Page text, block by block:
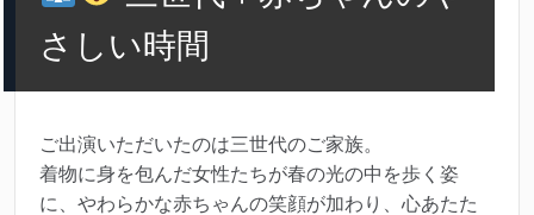
さしい時間
ご出演いただいたのは三世代のご家族。
着物に身を包んだ女性たちが春の光の中を歩く姿
に、やわらかな赤ちゃんの笑顔が加わり、心あたた